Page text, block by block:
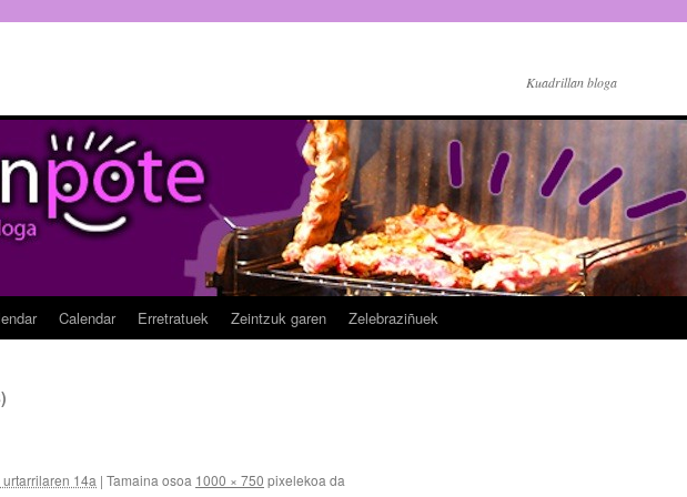
Kuadrillan bloga
Calendar Erretratuek Zeintzuk garen Zelebraziñuek
14a | Tamaina osoa 1000 × 750 pixelekoa da